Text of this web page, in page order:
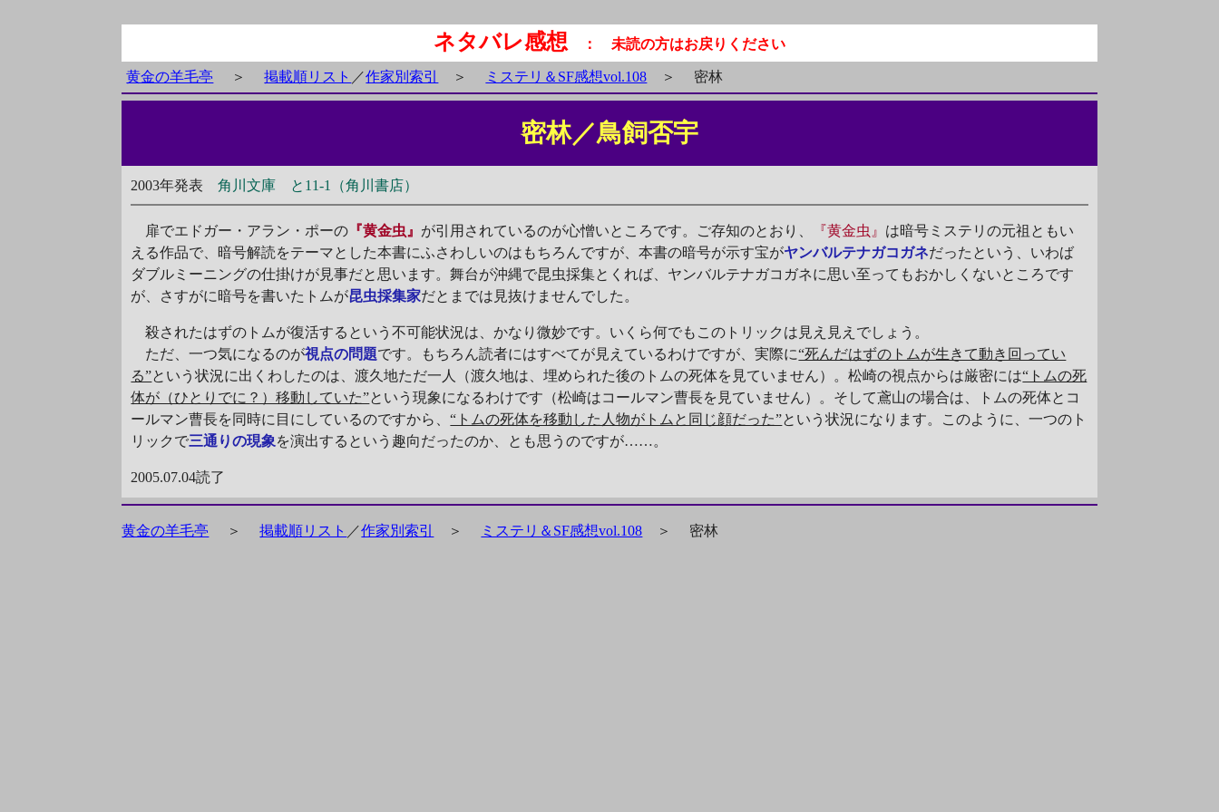
ネタバレ感想 ： 未読の方はお戻りください
黄金の羊毛亭 ＞ 掲載順リスト ／作家別索引 ＞ ミステリ＆SF感想vol.108 ＞ 密林
密林／鳥飼否宇
2003年発表角川文庫 と11-1（角川書店）
扉でエドガー・アラン・ポーの 『黄金虫』 が引用されているのが心憎いところです。ご存知のとおり、 『黄金虫』 は暗号ミステリの元祖ともい
える作品で、暗号解読をテーマとした本書にふさわしいのはもちろんですが、本書の暗号が示す宝がヤンバルテナガコガネだったという、いわば
ダブルミーニングの仕掛けが見事だと思います。舞台が沖縄で昆虫採集とくれば、ヤンバルテナガコガネに思い至ってもおかしくないところです
が、さすがに暗号を書いたトムが昆虫採集家だとまでは見抜けませんでした。
殺されたはずのトムが復活するという不可能状況は、かなり微妙です。いくら何でもこのトリックは見え見えでしょう。
ただ、一つ気になるのが視点の問題です。もちろん読者にはすべてが見えているわけですが、実際に“死んだはずのトムが生きて動き回ってい
る”という状況に出くわしたのは、渡久地ただ一人（渡久地は、埋められた後のトムの死体を見ていません）。松崎の視点からは厳密には“トムの死
体が（ひとりでに？）移動していた”という現象になるわけです（松崎はコールマン曹長を見ていません）。そして鳶山の場合は、トムの死体とコ
ールマン曹長を同時に目にしているのですから、“トムの死体を移動した人物がトムと同じ顔だった”という状況になります。このように、一つのト
リックで三通りの現象を演出するという趣向だったのか、とも思うのですが……。
2005.07.04読了
黄金の羊毛亭 ＞ 掲載順リスト ／作家別索引 ＞ ミステリ＆SF感想vol.108 ＞ 密林